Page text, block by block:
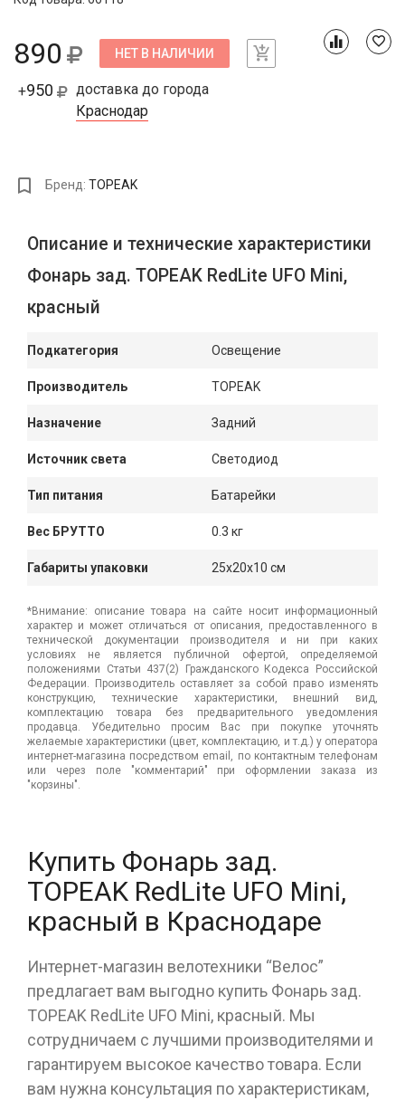
890 НЕТ В НАЛИЧИИ
+950
доставка до города
Краснодар
Бренд: TOPEAK
Описание и технические характеристики
Фонарь зад. TOPEAK RedLite UFO Mini,
красный
Подкатегория Освещение
Производитель TOPEAK
Назначение Задний
Источник света Светодиод
Тип питания Батарейки
Вес БРУТТО 0.3 кг
Габариты упаковки 25x20x10 см
*Внимание: описание товара на сайте носит информационный
характер и может отличаться от описания, предоставленного в
технической документации производителя и ни при каких
условиях не является публичной офертой, определяемой
положениями Статьи 437(2) Гражданского Кодекса Российской
Федерации. Производитель оставляет за собой право изменять
конструкцию, технические характеристики, внешний вид,
комплектацию товара без предварительного уведомления
продавца. Убедительно просим Вас при покупке уточнять
желаемые характеристики (цвет, комплектацию, и т.д.) у оператора
интернет-магазина посредством email, по контактным телефонам
или через поле "комментарий" при оформлении заказа из
"корзины".
Купить Фонарь зад.
TOPEAK RedLite UFO Mini,
красный в Краснодаре
Интернет-магазин велотехники “Велос”
предлагает вам выгодно купить Фонарь зад.
TOPEAK RedLite UFO Mini, красный. Мы
сотрудничаем с лучшими производителями и
гарантируем высокое качество товара. Если
вам нужна консультация по характеристикам,